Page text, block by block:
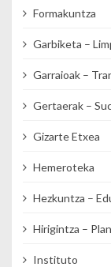
Formakuntza
Garbiketa –
Garraioak –
Gertaerak –
Gizarte Etxea
Hemeroteka
Hezkuntza –
Hirigintza –
Instituto